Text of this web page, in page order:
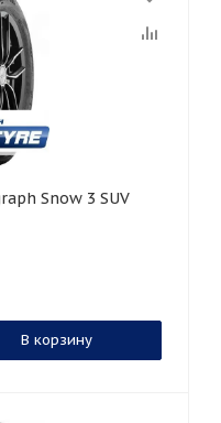
В корзину